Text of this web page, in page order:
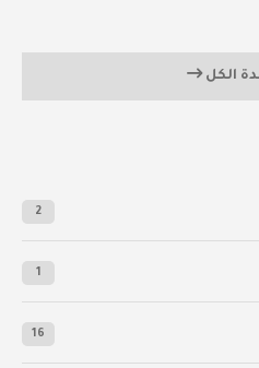
الكل
2
1
16